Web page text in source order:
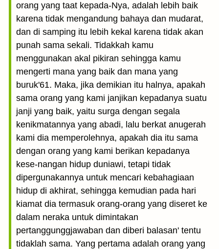
orang yang taat kepada-Nya, adalah lebih baik
karena tidak mengandung bahaya dan mudarat,
dan di samping itu lebih kekal karena tidak akan
punah sama sekali. Tidakkah kamu
menggunakan akal pikiran sehingga kamu
mengerti mana yang baik dan mana yang
buruk'61. Maka, jika demikian itu halnya, apakah
sama orang yang kami janjikan kepadanya suatu
janji yang baik, yaitu surga dengan segala
kenikmatannya yang abadi, lalu berkat anugerah
kami dia memperolehnya, apakah dia itu sama
dengan orang yang kami berikan kepadanya
kese-nangan hidup duniawi, tetapi tidak
dipergunakannya untuk mencari kebahagiaan
hidup di akhirat, sehingga kemudian pada hari
kiamat dia termasuk orang-orang yang diseret ke
dalam neraka untuk dimintakan
pertanggunggjawaban dan diberi balasan' tentu
tidaklah sama. Yang pertama adalah orang yang